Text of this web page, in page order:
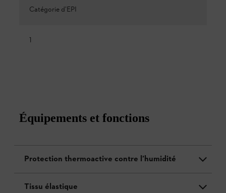
Catégorie d’EPI
1
Équipements et fonctions
Protection thermoactive contre l’humidité
Tissu élastique